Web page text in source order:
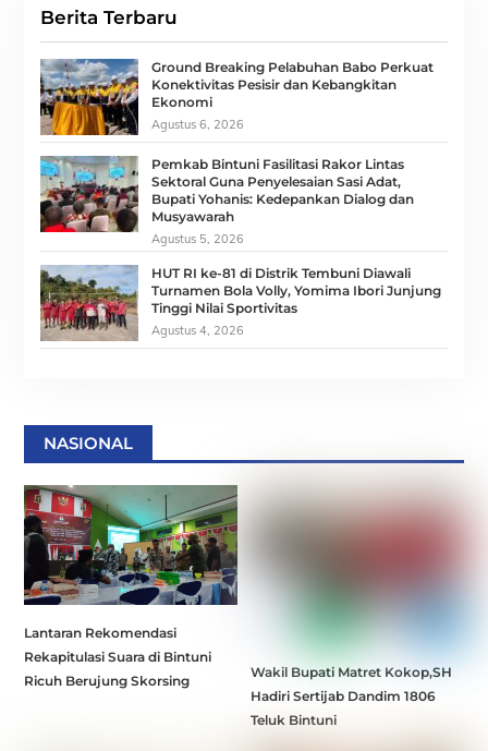
Berita Terbaru
Ground Breaking Pelabuhan Babo Perkuat
Konektivitas Pesisir dan Kebangkitan
Ekonomi
Agustus 6, 2026
Pemkab Bintuni Fasilitasi Rakor Lintas
Sektoral Guna Penyelesaian Sasi Adat,
Bupati Yohanis: Kedepankan Dialog dan
Musyawarah
Agustus 5, 2026
HUT RI ke-81 di Distrik Tembuni Diawali
Turnamen Bola Volly, Yomima Ibori Junjung
Tinggi Nilai Sportivitas
Agustus 4, 2026
NASIONAL
Lantaran Rekomendasi
Rekapitulasi Suara di Bintuni
Ricuh Berujung Skorsing
Wakil Bupati Matret Kokop,SH
Hadiri Sertijab Dandim 1806
Teluk Bintuni